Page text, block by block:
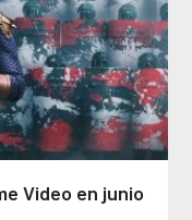
Video en junio